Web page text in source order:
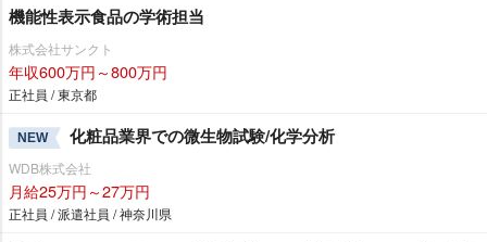
機能性表示食品の学術担当
株式会社サンクト
年収600万円～800万円
正社員 / 東京都
NEW 化粧品業界での微生物試験/化学分析
WDB株式会社
月給25万円～27万円
正社員 / 派遣社員 / 神奈川県